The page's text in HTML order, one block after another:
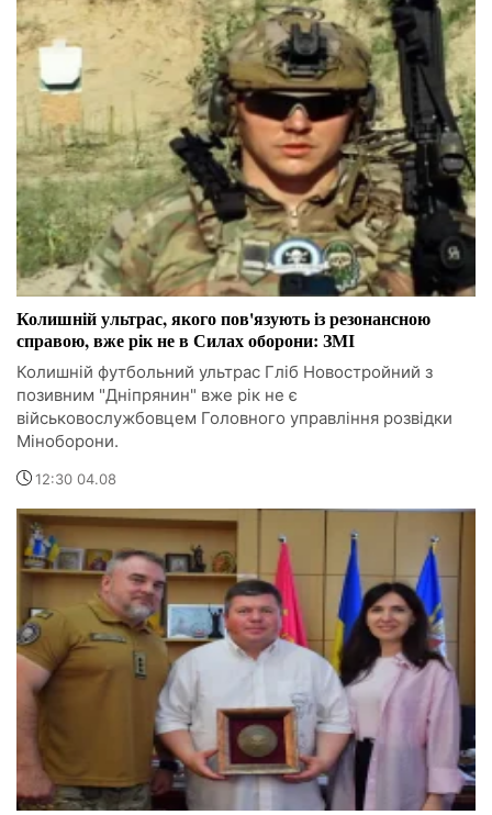
Колишній ультрас, якого пов'язують із резонансною
справою, вже рік не в Силах оборони: ЗМІ
Колишній футбольний ультрас Гліб Новостройний з
позивним "Дніпрянин" вже рік не є
військовослужбовцем Головного управління розвідки
Міноборони.
12:30 04.08